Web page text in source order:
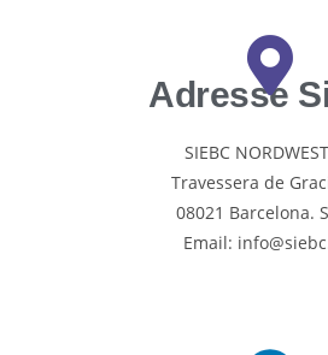
Adresse
SIEBC
Travessera de
08021 Barcelona.
Email: